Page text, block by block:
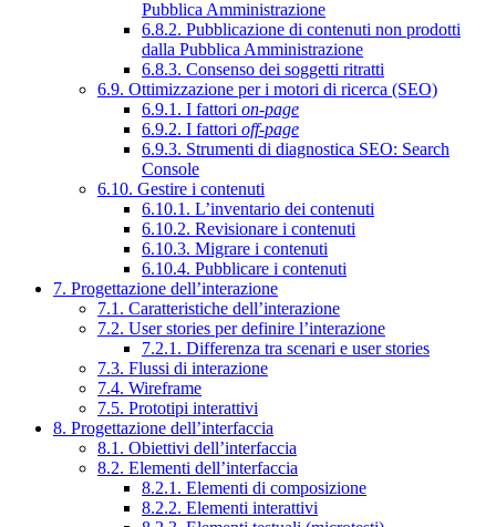
Pubblica Amministrazione
6.8.2. Pubblicazione di contenuti non prodotti
dalla Pubblica Amministrazione
6.8.3. Consenso dei soggetti ritratti
6.9. Ottimizzazione per i motori di ricerca (SEO)
6.9.1. I fattori on-page
6.9.2. I fattori off-page
6.9.3. Strumenti di diagnostica SEO: Search
Console
6.10. Gestire i contenuti
6.10.1. L’inventario dei contenuti
6.10.2. Revisionare i contenuti
6.10.3. Migrare i contenuti
6.10.4. Pubblicare i contenuti
7. Progettazione dell’interazione
7.1. Caratteristiche dell’interazione
7.2. User stories per definire l’interazione
7.2.1. Differenza tra scenari e user stories
7.3. Flussi di interazione
7.4. Wireframe
7.5. Prototipi interattivi
8. Progettazione dell’interfaccia
8.1. Obiettivi dell’interfaccia
8.2. Elementi dell’interfaccia
8.2.1. Elementi di composizione
8.2.2. Elementi interattivi